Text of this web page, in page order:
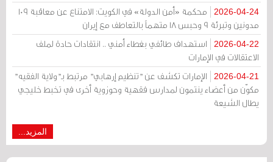
2026-04-24
محكمة «أمن الدولة» في الكويت: الامتناع عن معاقبة 109
مدونين وتبرئة 9 وحبس 18 متهماً بالتعاطف مع إيران
2026-04-22
استهداف طائفي بغطاء أمني .. انتقادات حادة لملف
الاعتقالات في الإمارات
2026-04-21
الإمارات تكشف عن "تنظيم إرهابي" مرتبط بـ"ولاية الفقيه"
مكوّن من أعضاء ينتمون لمدارس فقهية وحوزوية أخرى في تخبط خليجي
يطال الشيعة
المزيد...